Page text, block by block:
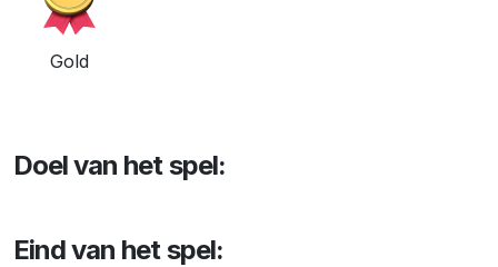
Gold
Doel van het spel:
Eind van het spel: